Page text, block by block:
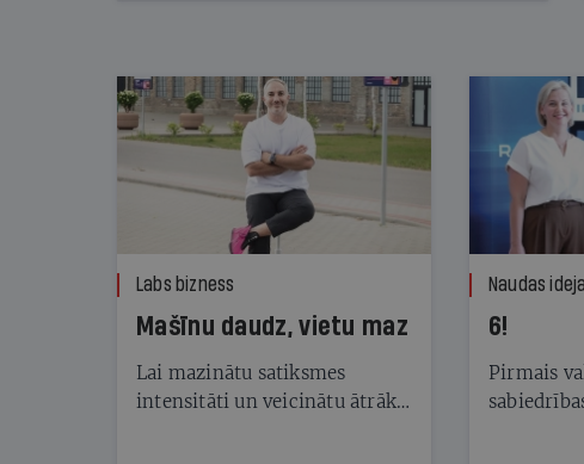
Labs bizness
Mašīnu daudz, vietu maz
Lai mazinātu satiksmes
intensitāti un veicinātu ātrāku
Naudas
6!
Pirmais